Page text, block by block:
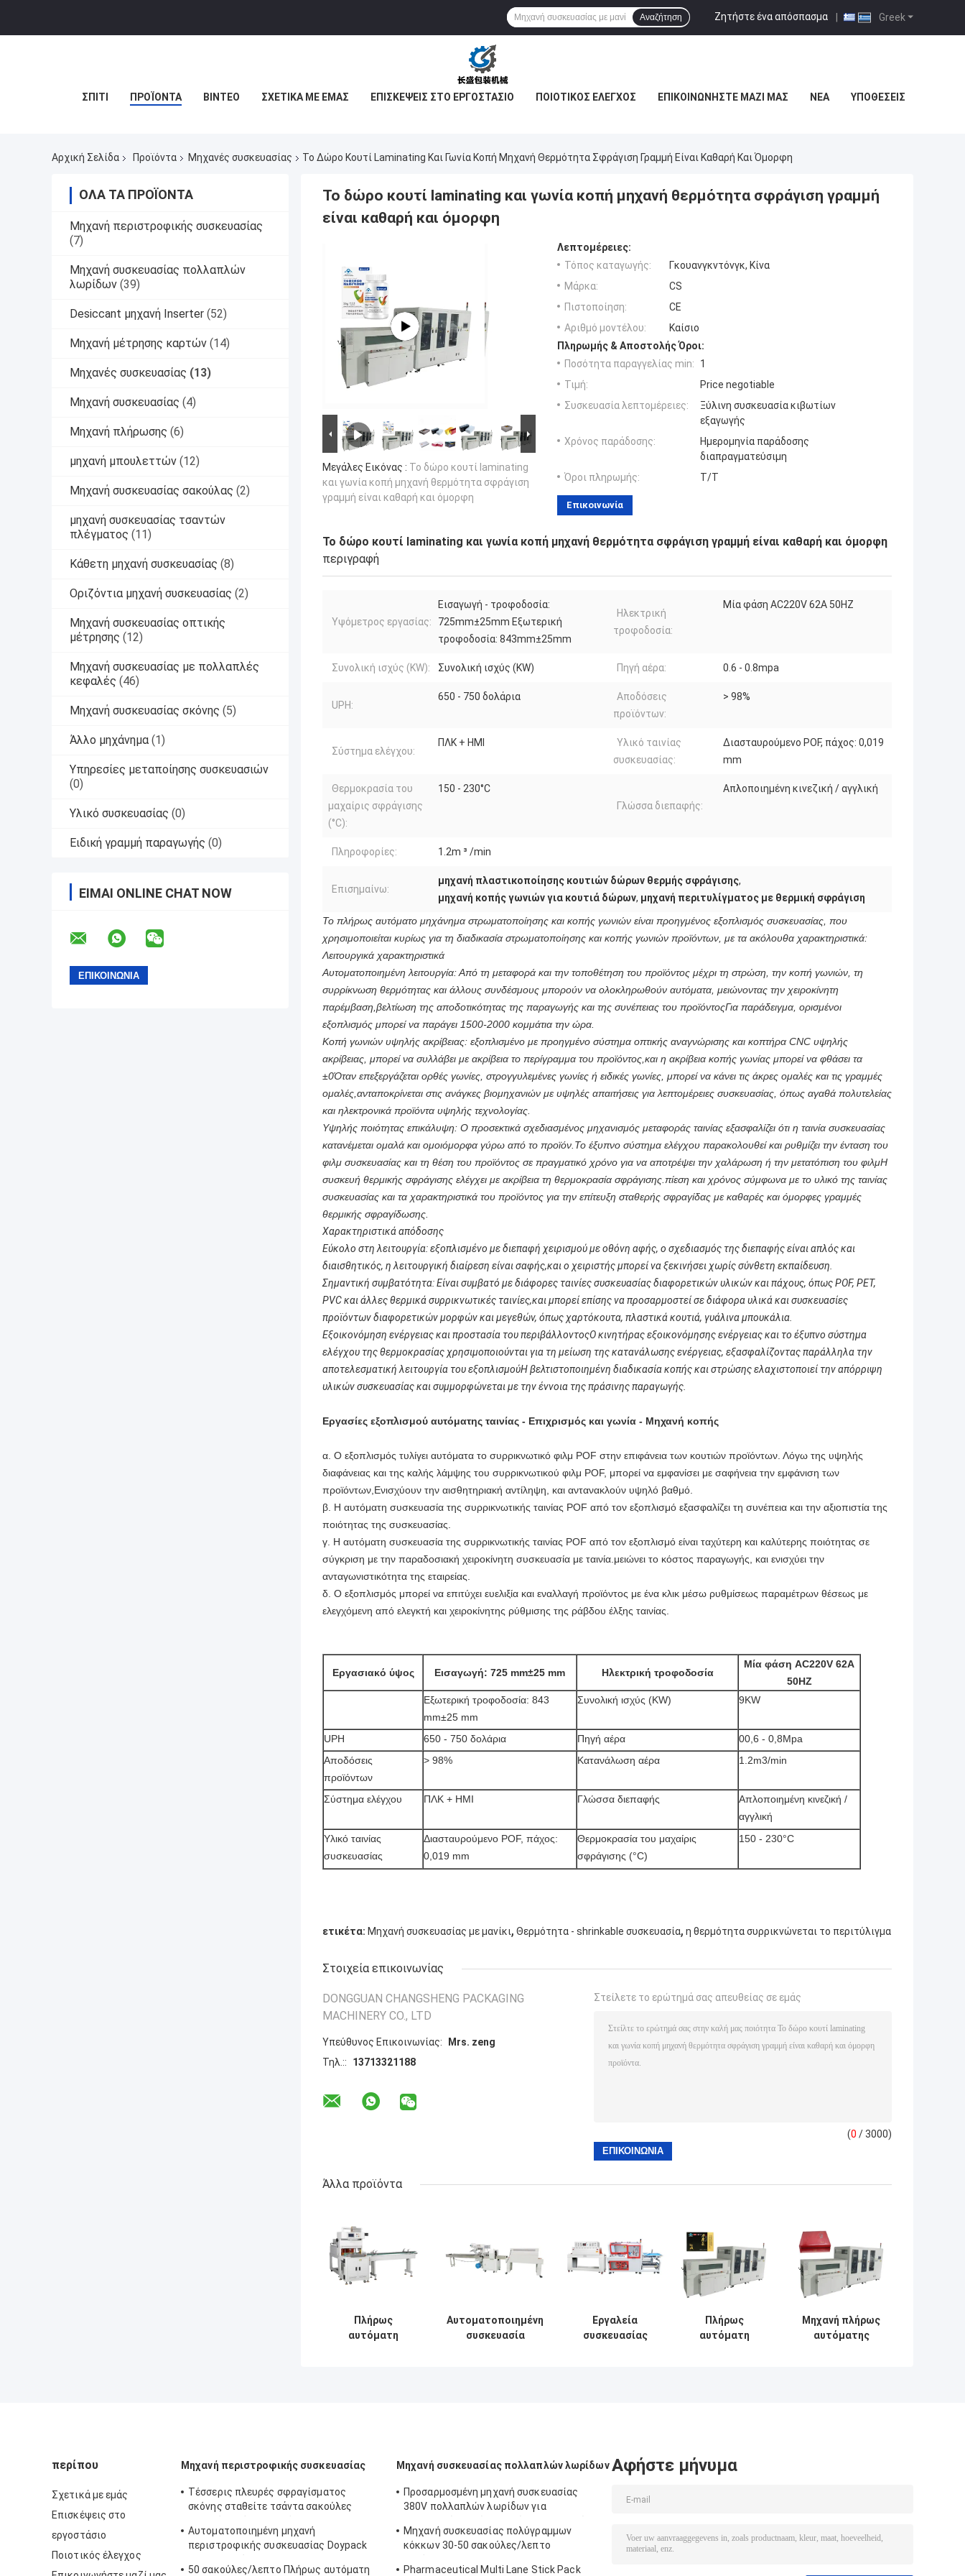
Greek
Ζητήστε ένα απόσπασμα |
Αναζήτηση
ΣΠΊΤΙ ΠΡΟΪΌΝΤΑ ΒΊΝΤΕΟ ΣΧΕΤΙΚΆ ΜΕ ΕΜΆΣ ΕΠΙΣΚΈΨΕΙΣ ΣΤΟ ΕΡΓΟΣΤΆΣΙΟ ΠΟΙΟΤΙΚΌΣ ΈΛΕΓΧΟΣ ΕΠΙΚΟΙΝΩΝΉΣΤΕ ΜΑΖΊ ΜΑΣ ΝΈΑ ΥΠΟΘΈΣΕΙΣ
Αρχική Σελίδα Προϊόντα Μηχανές συσκευασίας Το Δώρο Κουτί Laminating Και Γωνία Κοπή Μηχανή Θερμότητα Σφράγιση Γραμμή Είναι Καθαρή Και Όμορφη
ΌΛΑ ΤΑ ΠΡΟΪΌΝΤΑ
Μηχανή περιστροφικής συσκευασίας
(7)
Μηχανή συσκευασίας πολλαπλών
λωρίδων (39)
Desiccant μηχανή Inserter (52)
Μηχανή μέτρησης καρτών (14)
Μηχανές συσκευασίας (13)
Μηχανή συσκευασίας (4)
Μηχανή πλήρωσης (6)
μηχανή μπουλεττών (12)
Μηχανή συσκευασίας σακούλας (2)
μηχανή συσκευασίας τσαντών
πλέγματος (11)
Κάθετη μηχανή συσκευασίας (8)
Οριζόντια μηχανή συσκευασίας (2)
Μηχανή συσκευασίας οπτικής
μέτρησης (12)
Μηχανή συσκευασίας με πολλαπλές
κεφαλές (46)
Μηχανή συσκευασίας σκόνης (5)
Άλλο μηχάνημα (1)
Υπηρεσίες μεταποίησης συσκευασιών
(0)
Υλικό συσκευασίας (0)
Ειδική γραμμή παραγωγής (0)
ΕΊΜΑΙ ONLINE CHAT NOW
Το δώρο κουτί laminating και γωνία κοπή μηχανή θερμότητα σφράγιση γραμμή
είναι καθαρή και όμορφη
Μεγάλες Εικόνας : Το δώρο κουτί laminating
και γωνία κοπή μηχανή θερμότητα σφράγιση
γραμμή είναι καθαρή και όμορφη
Λεπτομέρειες:
Τόπος καταγωγής:
Γκουανγκντόνγκ, Κίνα
Μάρκα:
CS
Πιστοποίηση:
CE
Αριθμό μοντέλου:
Καίσιο
Πληρωμής & Αποστολής Όροι:
Ποσότητα παραγγελίας min:
1
Τιμή:
Price negotiable
Συσκευασία λεπτομέρειες:
Ξύλινη συσκευασία κιβωτίων
εξαγωγής
Χρόνος παράδοσης:
Ημερομηνία παράδοσης
διαπραγματεύσιμη
Όροι πληρωμής:
Τ/Τ
Επικοινωνία
Το δώρο κουτί laminating και γωνία κοπή μηχανή θερμότητα σφράγιση γραμμή είναι καθαρή και όμορφη
περιγραφή
Υψόμετρος εργασίας:
Εισαγωγή - τροφοδοσία:
725mm±25mm Εξωτερική
τροφοδοσία: 843mm±25mm
Ηλεκτρική
τροφοδοσία:
Μία φάση AC220V 62A 50HZ
Συνολική ισχύς (KW): Συνολική ισχύς (KW) Πηγή αέρα: 0.6 - 0.8mpa
UPH:
650 - 750 δολάρια
Αποδόσεις
προϊόντων:
> 98%
Σύστημα ελέγχου:
ΠΛΚ + HMI
Υλικό ταινίας
συσκευασίας:
Διασταυρούμενο POF, πάχος: 0,019
mm
Θερμοκρασία του
μαχαίρις σφράγισης
(°C):
150 - 230°C
Γλώσσα διεπαφής:
Απλοποιημένη κινεζική / αγγλική
Πληροφορίες: 1.2m ³ /min
Επισημαίνω:
μηχανή πλαστικοποίησης κουτιών δώρων θερμής σφράγισης,
μηχανή κοπής γωνιών για κουτιά δώρων, μηχανή περιτυλίγματος με θερμική σφράγιση
Το πλήρως αυτόματο μηχάνημα στρωματοποίησης και κοπής γωνιών είναι προηγμένος εξοπλισμός συσκευασίας, που
χρησιμοποιείται κυρίως για τη διαδικασία στρωματοποίησης και κοπής γωνιών προϊόντων, με τα ακόλουθα χαρακτηριστικά:
Λειτουργικά χαρακτηριστικά
Αυτοματοποιημένη λειτουργία: Από τη μεταφορά και την τοποθέτηση του προϊόντος μέχρι τη στρώση, την κοπή γωνιών, τη
συρρίκνωση θερμότητας και άλλους συνδέσμους μπορούν να ολοκληρωθούν αυτόματα, μειώνοντας την χειροκίνητη
παρέμβαση,βελτίωση της αποδοτικότητας της παραγωγής και της συνέπειας του προϊόντοςΓια παράδειγμα, ορισμένοι
εξοπλισμός μπορεί να παράγει 1500-2000 κομμάτια την ώρα.
Κοπή γωνιών υψηλής ακρίβειας: εξοπλισμένο με προηγμένο σύστημα οπτικής αναγνώρισης και κοπτήρα CNC υψηλής
ακρίβειας, μπορεί να συλλάβει με ακρίβεια το περίγραμμα του προϊόντος,και η ακρίβεια κοπής γωνίας μπορεί να φθάσει τα
±0Όταν επεξεργάζεται ορθές γωνίες, στρογγυλεμένες γωνίες ή ειδικές γωνίες, μπορεί να κάνει τις άκρες ομαλές και τις γραμμές
ομαλές,ανταποκρίνεται στις ανάγκες βιομηχανιών με υψηλές απαιτήσεις για λεπτομέρειες συσκευασίας, όπως αγαθά πολυτελείας
και ηλεκτρονικά προϊόντα υψηλής τεχνολογίας.
Υψηλής ποιότητας επικάλυψη: Ο προσεκτικά σχεδιασμένος μηχανισμός μεταφοράς ταινίας εξασφαλίζει ότι η ταινία συσκευασίας
κατανέμεται ομαλά και ομοιόμορφα γύρω από το προϊόν.Το έξυπνο σύστημα ελέγχου παρακολουθεί και ρυθμίζει την ένταση του
φιλμ συσκευασίας και τη θέση του προϊόντος σε πραγματικό χρόνο για να αποτρέψει την χαλάρωση ή την μετατόπιση του φιλμΗ
συσκευή θερμικής σφράγισης ελέγχει με ακρίβεια τη θερμοκρασία σφράγισης.πίεση και χρόνος σύμφωνα με το υλικό της ταινίας
συσκευασίας και τα χαρακτηριστικά του προϊόντος για την επίτευξη σταθερής σφραγίδας με καθαρές και όμορφες γραμμές
θερμικής σφραγίδωσης.
Χαρακτηριστικά απόδοσης
Εύκολο στη λειτουργία: εξοπλισμένο με διεπαφή χειρισμού με οθόνη αφής, ο σχεδιασμός της διεπαφής είναι απλός και
διαισθητικός, η λειτουργική διαίρεση είναι σαφής,και ο χειριστής μπορεί να ξεκινήσει χωρίς σύνθετη εκπαίδευση.
Σημαντική συμβατότητα: Είναι συμβατό με διάφορες ταινίες συσκευασίας διαφορετικών υλικών και πάχους, όπως POF, PET,
PVC και άλλες θερμικά συρρικνωτικές ταινίες,και μπορεί επίσης να προσαρμοστεί σε διάφορα υλικά και συσκευασίες
προϊόντων διαφορετικών μορφών και μεγεθών, όπως χαρτόκουτα, πλαστικά κουτιά, γυάλινα μπουκάλια.
Εξοικονόμηση ενέργειας και προστασία του περιβάλλοντοςΟ κινητήρας εξοικονόμησης ενέργειας και το έξυπνο σύστημα
ελέγχου της θερμοκρασίας χρησιμοποιούνται για τη μείωση της κατανάλωσης ενέργειας, εξασφαλίζοντας παράλληλα την
αποτελεσματική λειτουργία του εξοπλισμούΗ βελτιστοποιημένη διαδικασία κοπής και στρώσης ελαχιστοποιεί την απόρριψη
υλικών συσκευασίας και συμμορφώνεται με την έννοια της πράσινης παραγωγής.
Εργασίες εξοπλισμού αυτόματης ταινίας - Επιχρισμός και γωνία - Μηχανή κοπής
α. Ο εξοπλισμός τυλίγει αυτόματα το συρρικνωτικό φιλμ POF στην επιφάνεια των κουτιών προϊόντων. Λόγω της υψηλής
διαφάνειας και της καλής λάμψης του συρρικνωτικού φιλμ POF, μπορεί να εμφανίσει με σαφήνεια την εμφάνιση των
προϊόντων,Ενισχύουν την αισθητηριακή αντίληψη, και αντανακλούν υψηλό βαθμό.
β. Η αυτόματη συσκευασία της συρρικνωτικής ταινίας POF από τον εξοπλισμό εξασφαλίζει τη συνέπεια και την αξιοπιστία της
ποιότητας της συσκευασίας.
γ. Η αυτόματη συσκευασία της συρρικνωτικής ταινίας POF από τον εξοπλισμό είναι ταχύτερη και καλύτερης ποιότητας σε
σύγκριση με την παραδοσιακή χειροκίνητη συσκευασία με ταινία.μειώνει το κόστος παραγωγής, και ενισχύει την
ανταγωνιστικότητα της εταιρείας.
δ. Ο εξοπλισμός μπορεί να επιτύχει ευελιξία και εναλλαγή προϊόντος με ένα κλικ μέσω ρυθμίσεως παραμέτρων θέσεως με
ελεγχόμενη από ελεγκτή και χειροκίνητης ρύθμισης της ράβδου έλξης ταινίας.
Εργασιακό ύψος Εισαγωγή: 725 mm±25 mm Ηλεκτρική τροφοδοσία
Μία φάση AC220V 62A
50HZ
Εξωτερική τροφοδοσία: 843
mm±25 mm
Συνολική ισχύς (KW) 9KW
UPH 650 - 750 δολάρια Πηγή αέρα
00,6 - 0,8Mpa
Αποδόσεις
προϊόντων
> 98% Κατανάλωση αέρα 1.2m3/min
Σύστημα ελέγχου ΠΛΚ + HMI Γλώσσα διεπαφής
Απλοποιημένη κινεζική /
αγγλική
Υλικό ταινίας
συσκευασίας
Διασταυρούμενο POF, πάχος:
0,019 mm
Θερμοκρασία του μαχαίρις
σφράγισης (°C)
150 - 230°C
ετικέτα: Μηχανή συσκευασίας με μανίκι, Θερμότητα - shrinkable συσκευασία, η θερμότητα συρρικνώνεται το περιτύλιγμα
Στοιχεία επικοινωνίας
DONGGUAN CHANGSHENG PACKAGING
MACHINERY CO., LTD
Υπεύθυνος Επικοινωνίας:
Mrs. zeng
Τηλ.::
13713321188
Στείλετε το ερώτημά σας απευθείας σε εμάς
(0 / 3000)
Άλλα προϊόντα
Πλήρως
αυτόματη
Αυτοματοποιημένη
συσκευασία
Εργαλεία
συσκευασίας
Πλήρως
αυτόματη
Μηχανή πλήρως
αυτόματης
περίπου
Σχετικά με εμάς
Επισκέψεις στο
εργοστάσιο
Ποιοτικός έλεγχος
Μηχανή περιστροφικής συσκευασίας
Τέσσερις πλευρές σφραγίσματος
σκόνης σταθείτε τσάντα σακούλες
Αυτοματοποιημένη μηχανή
περιστροφικής συσκευασίας Doypack
50 σακούλες/λεπτο Πλήρως αυτόματη
Μηχανή συσκευασίας πολλαπλών λωρίδων
Προσαρμοσμένη μηχανή συσκευασίας
380V πολλαπλών λωρίδων για
Μηχανή συσκευασίας πολύγραμμων
κόκκων 30-50 σακούλες/λεπτο
Pharmaceutical Multi Lane Stick Pack
Αφήστε μήνυμα